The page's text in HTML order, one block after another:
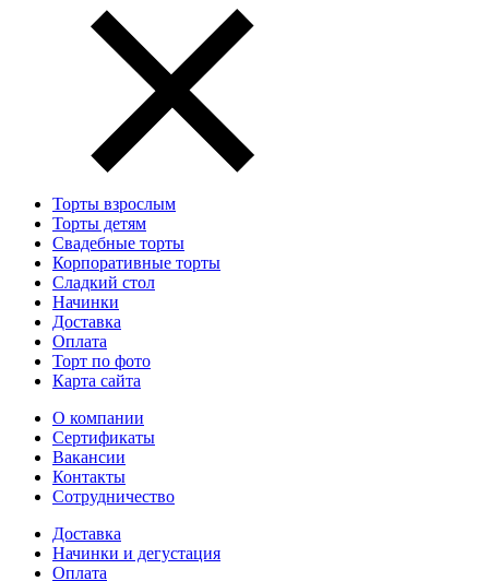
Торты взрослым
Торты детям
Свадебные торты
Корпоративные торты
Сладкий стол
Начинки
Доставка
Оплата
Торт по фото
Карта сайта
О компании
Сертификаты
Вакансии
Контакты
Сотрудничество
Доставка
Начинки и дегустация
Оплата